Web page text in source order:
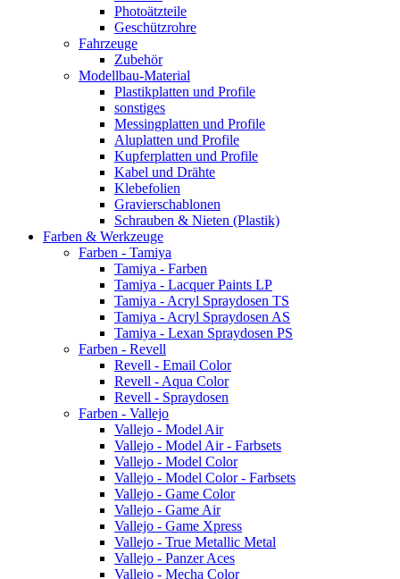
Photoätzteile
Geschützrohre
Fahrzeuge
Zubehör
Modellbau-Material
Plastikplatten und Profile
sonstiges
Messingplatten und Profile
Aluplatten und Profile
Kupferplatten und Profile
Kabel und Drähte
Klebefolien
Gravierschablonen
Schrauben & Nieten (Plastik)
Farben & Werkzeuge
Farben - Tamiya
Tamiya - Farben
Tamiya - Lacquer Paints LP
Tamiya - Acryl Spraydosen TS
Tamiya - Acryl Spraydosen AS
Tamiya - Lexan Spraydosen PS
Farben - Revell
Revell - Email Color
Revell - Aqua Color
Revell - Spraydosen
Farben - Vallejo
Vallejo - Model Air
Vallejo - Model Air - Farbsets
Vallejo - Model Color
Vallejo - Model Color - Farbsets
Vallejo - Game Color
Vallejo - Game Air
Vallejo - Game Xpress
Vallejo - True Metallic Metal
Vallejo - Panzer Aces
Vallejo - Mecha Color